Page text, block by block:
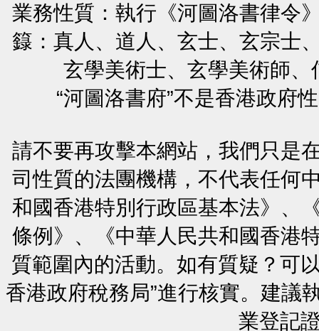
業務性質：執行《河圖洛書律令
籙：真人、道人、玄士、玄宗士
玄學美術士、玄學美術師
“河圖洛書府”不是香港政府
請不要再攻擊本網站，我們只是
司性質的法團機構，不代表任何
和國香港特別行政區基本法》、
條例》、《中華人民共和國香港
質範圍內的活動。如有質疑？可
香港政府稅務局”進行核實。建議
業登記